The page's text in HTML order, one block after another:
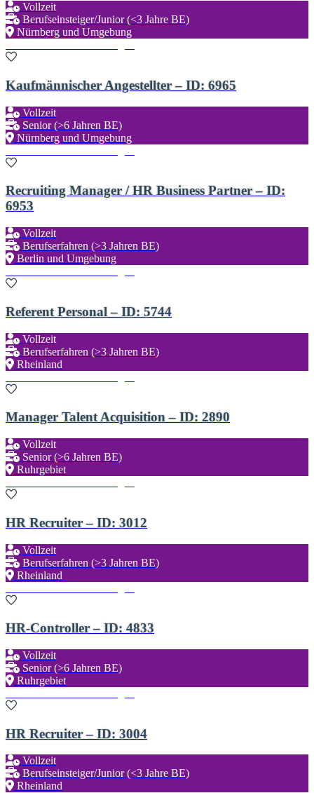
Vollzeit
Berufseinsteiger/Junior (<3 Jahre BE)
Nürnberg und Umgebung
Kaufmännischer Angestellter – ID: 6965
Vollzeit
Senior (>6 Jahren BE)
Nürnberg und Umgebung
Recruiting Manager / HR Business Partner – ID:
6953
Vollzeit
Berufserfahren (>3 Jahren BE)
Berlin und Umgebung
Referent Personal – ID: 5744
Vollzeit
Berufserfahren (>3 Jahren BE)
Rheinland
Manager Talent Acquisition – ID: 2890
Vollzeit
Senior (>6 Jahren BE)
Ruhrgebiet
HR Recruiter – ID: 3012
Vollzeit
Berufserfahren (>3 Jahren BE)
Rheinland
HR-Controller – ID: 4833
Vollzeit
Senior (>6 Jahren BE)
Ruhrgebiet
HR Recruiter – ID: 3004
Vollzeit
Berufseinsteiger/Junior (<3 Jahre BE)
Rheinland